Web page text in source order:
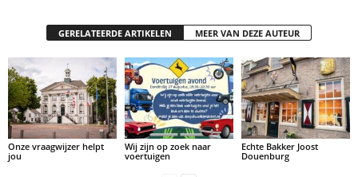
GERELATEERDE ARTIKELEN MEER VAN DEZE AUTEUR
Onze vraagwijzer helpt
jou
Wij zijn op zoek naar
voertuigen
Echte Bakker Joost
Douenburg